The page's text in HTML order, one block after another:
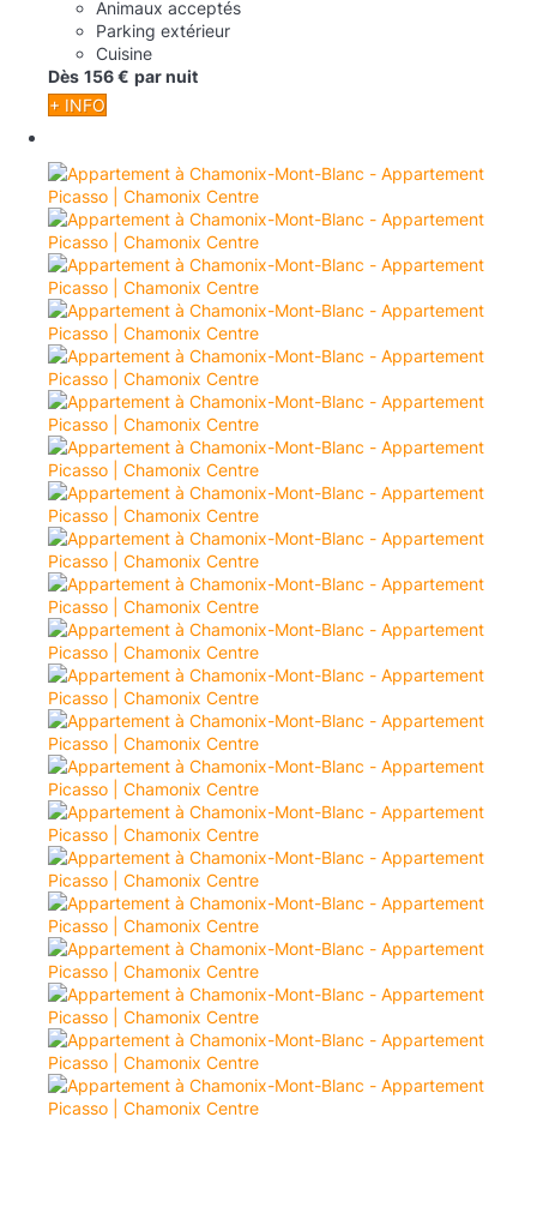
Animaux acceptés
Parking extérieur
Cuisine
Dès 156 € par nuit
+ INFO